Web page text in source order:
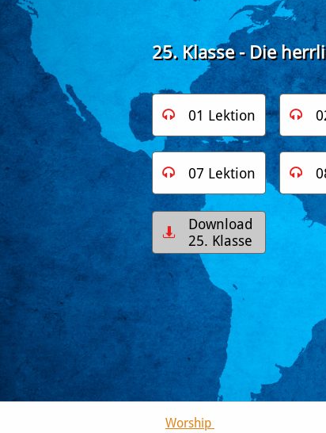
25. Klasse - Die
01 Lektion

Download
25. Klasse


07 Lektion
 
Worship